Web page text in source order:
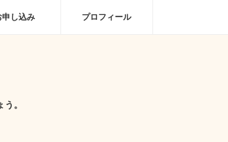
申し込み プロフィール
。